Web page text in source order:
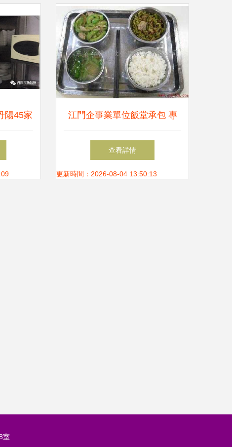
陽45家
約談
江門企事業單位飯堂承包 專
業餐飲服務解決方案
查看詳情
更新時間：2026-08-04 13:50:13
室